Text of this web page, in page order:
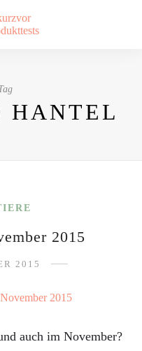
HANTEL
2015
2015
auch im November?